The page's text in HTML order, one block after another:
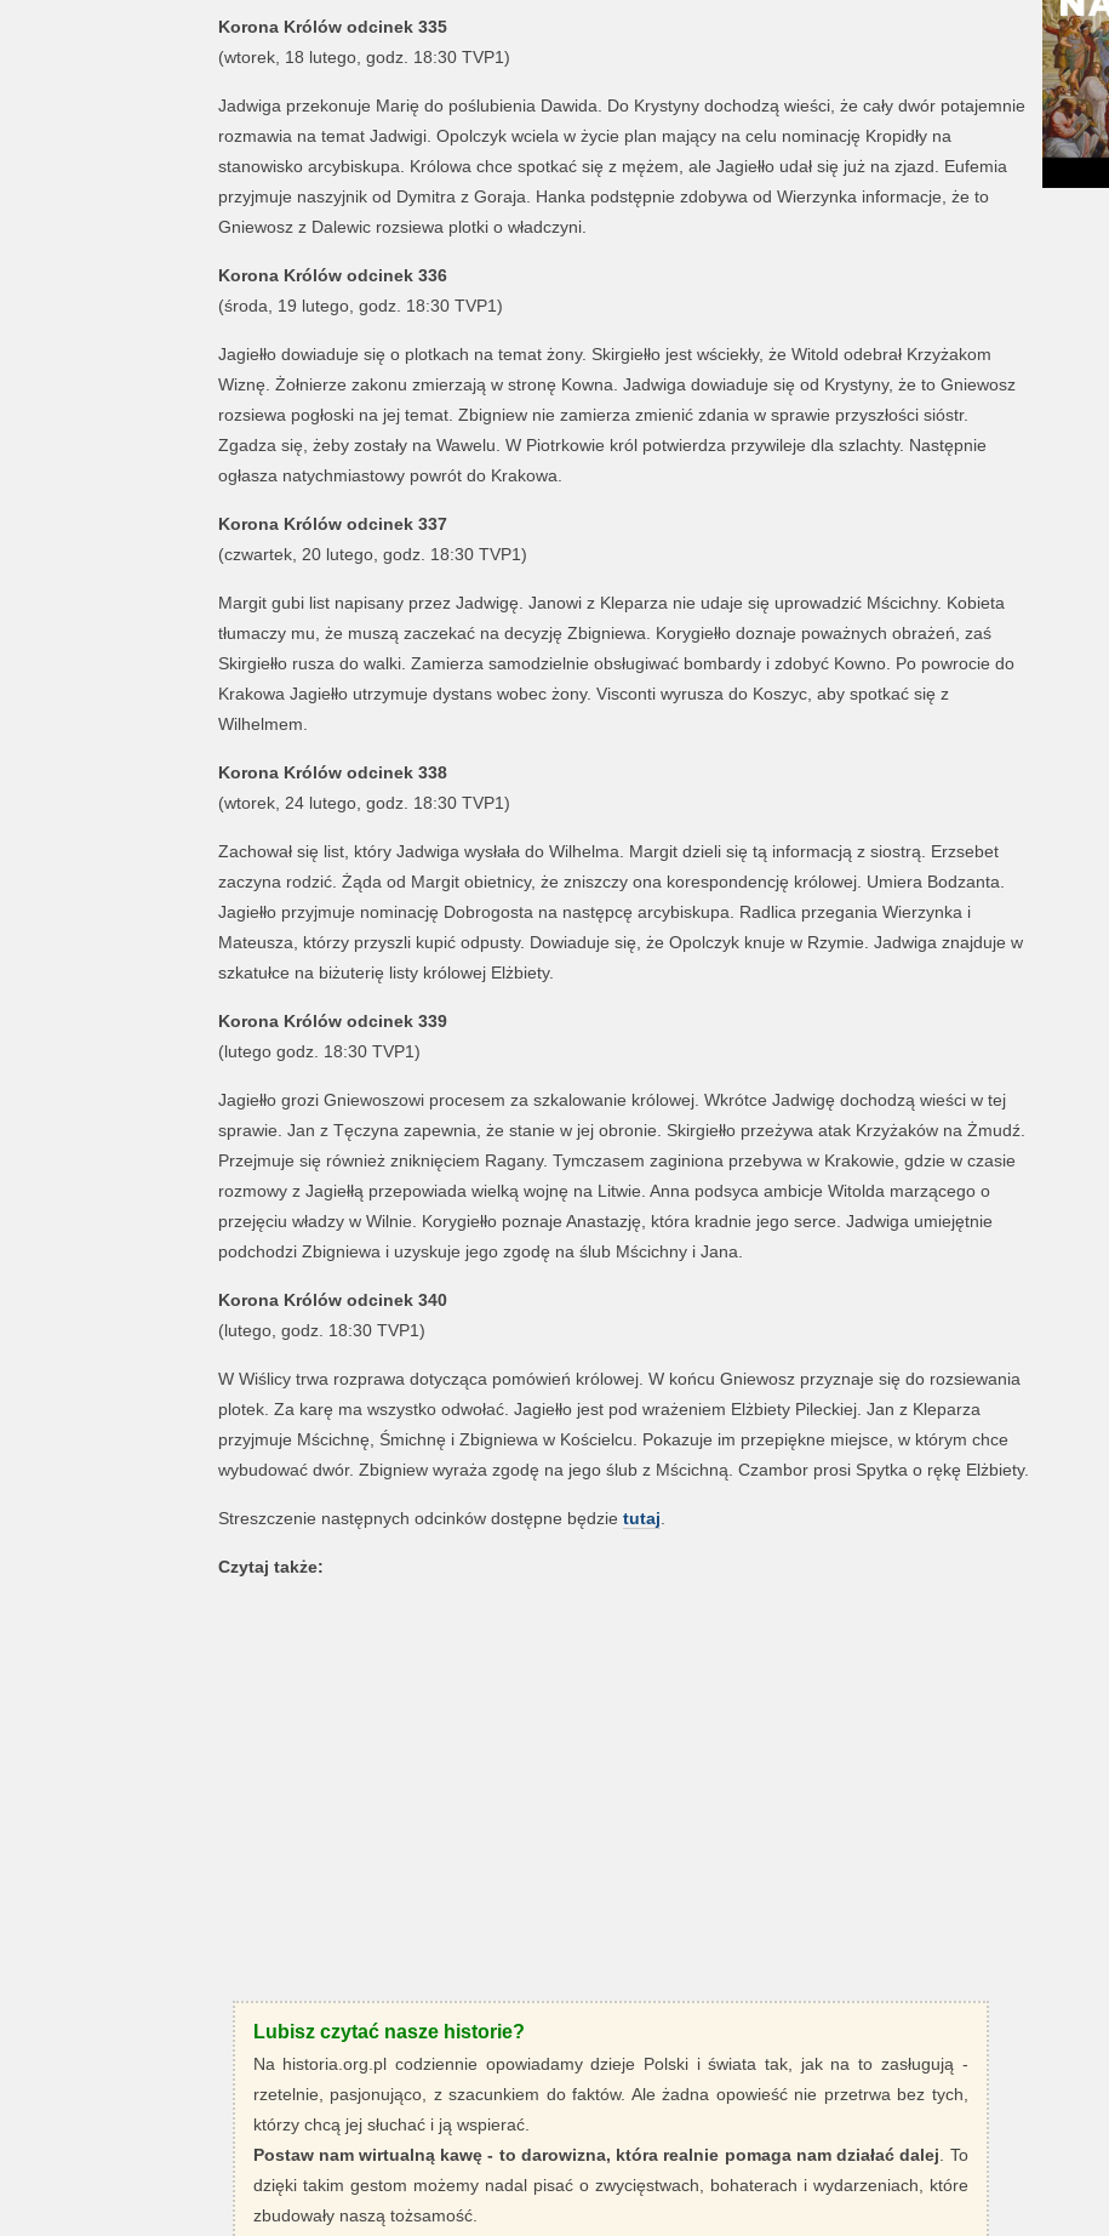
Korona Królów odcinek 335
(wtorek, 18 lutego, godz. 18:30 TVP1)
Jadwiga przekonuje Marię do poślubienia Dawida. Do Krystyny dochodzą wieści, że cały dwór potajemnie
rozmawia na temat Jadwigi. Opolczyk wciela w życie plan mający na celu nominację Kropidły na
stanowisko arcybiskupa. Królowa chce spotkać się z mężem, ale Jagiełło udał się już na zjazd. Eufemia
przyjmuje naszyjnik od Dymitra z Goraja. Hanka podstępnie zdobywa od Wierzynka informacje, że to
Gniewosz z Dalewic rozsiewa plotki o władczyni.
Korona Królów odcinek 336
(środa, 19 lutego, godz. 18:30 TVP1)
Jagiełło dowiaduje się o plotkach na temat żony. Skirgiełło jest wściekły, że Witold odebrał Krzyżakom
Wiznę. Żołnierze zakonu zmierzają w stronę Kowna. Jadwiga dowiaduje się od Krystyny, że to Gniewosz
rozsiewa pogłoski na jej temat. Zbigniew nie zamierza zmienić zdania w sprawie przyszłości sióstr.
Zgadza się, żeby zostały na Wawelu. W Piotrkowie król potwierdza przywileje dla szlachty. Następnie
ogłasza natychmiastowy powrót do Krakowa.
Korona Królów odcinek 337
(czwartek, 20 lutego, godz. 18:30 TVP1)
Margit gubi list napisany przez Jadwigę. Janowi z Kleparza nie udaje się uprowadzić Mścichny. Kobieta
tłumaczy mu, że muszą zaczekać na decyzję Zbigniewa. Korygiełło doznaje poważnych obrażeń, zaś
Skirgiełło rusza do walki. Zamierza samodzielnie obsługiwać bombardy i zdobyć Kowno. Po powrocie do
Krakowa Jagiełło utrzymuje dystans wobec żony. Visconti wyrusza do Koszyc, aby spotkać się z
Wilhelmem.
Korona Królów odcinek 338
(wtorek, 24 lutego, godz. 18:30 TVP1)
Zachował się list, który Jadwiga wysłała do Wilhelma. Margit dzieli się tą informacją z siostrą. Erzsebet
zaczyna rodzić. Żąda od Margit obietnicy, że zniszczy ona korespondencję królowej. Umiera Bodzanta.
Jagiełło przyjmuje nominację Dobrogosta na następcę arcybiskupa. Radlica przegania Wierzynka i
Mateusza, którzy przyszli kupić odpusty. Dowiaduje się, że Opolczyk knuje w Rzymie. Jadwiga znajduje w
szkatułce na biżuterię listy królowej Elżbiety.
Korona Królów odcinek 339
(lutego godz. 18:30 TVP1)
Jagiełło grozi Gniewoszowi procesem za szkalowanie królowej. Wkrótce Jadwigę dochodzą wieści w tej
sprawie. Jan z Tęczyna zapewnia, że stanie w jej obronie. Skirgiełło przeżywa atak Krzyżaków na Żmudź.
Przejmuje się również zniknięciem Ragany. Tymczasem zaginiona przebywa w Krakowie, gdzie w czasie
rozmowy z Jagiełłą przepowiada wielką wojnę na Litwie. Anna podsyca ambicje Witolda marzącego o
przejęciu władzy w Wilnie. Korygiełło poznaje Anastazję, która kradnie jego serce. Jadwiga umiejętnie
podchodzi Zbigniewa i uzyskuje jego zgodę na ślub Mścichny i Jana.
Korona Królów odcinek 340
(lutego, godz. 18:30 TVP1)
W Wiślicy trwa rozprawa dotycząca pomówień królowej. W końcu Gniewosz przyznaje się do rozsiewania
plotek. Za karę ma wszystko odwołać. Jagiełło jest pod wrażeniem Elżbiety Pileckiej. Jan z Kleparza
przyjmuje Mścichnę, Śmichnę i Zbigniewa w Kościelcu. Pokazuje im przepiękne miejsce, w którym chce
wybudować dwór. Zbigniew wyraża zgodę na jego ślub z Mścichną. Czambor prosi Spytka o rękę Elżbiety.
Streszczenie następnych odcinków dostępne będzie tutaj
Czytaj także:
Lubisz czytać nasze historie?
Na historia.org.pl codziennie opowiadamy dzieje Polski i świata tak, jak na to zasługują -
rzetelnie, pasjonująco, z szacunkiem do faktów. Ale żadna opowieść nie przetrwa bez tych,
którzy chcą jej słuchać i ją wspierać.
Postaw nam wirtualną kawę - to darowizna, która realnie pomaga nam działać dalej . To
dzięki takim gestom możemy nadal pisać o zwycięstwach, bohaterach i wydarzeniach, które
zbudowały naszą tożsamość.